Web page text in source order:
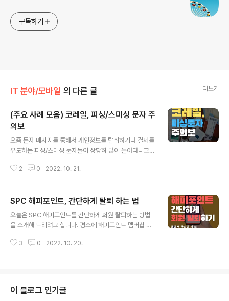
구독하기
IT 분야/모바일 의 다른 글 더보기
(주요 사례 모음) 코레일, 피싱/스미싱 문자 주
의보
요즘 문자 메시지를 통해서 개인정보를 탈취하거나 결제를
유도하는 피싱/스미싱 문자들이 상당히 많이 돌아다니고
났으니 얼른 송금을 해달라고 한다든가, 혹은 재난지원금
문자 메시지가 있다고 하여 정보를 공유해 드리고자 합니
다. 피싱/스미싱 문자 내용 이번에 돌아다니고 있는 해당 사
기 문자에는 한국철도공사 창립 18주년 기념, 설문조사 후
그 내용이나 이미지가 상당히 조잡하고 어색한데, 어르신
2 0 2022. 10. 21.
SPC 해피포인트, 간단하게 탈퇴 하는 법
오늘은 SPC 해피포인트를 간단하게 회원 탈퇴하는 방법
을 소개해 드리려고 합니다. 평소에 해피포인트 멤버십 적
바로 한방에 가능하다는 사실, 알고 계셨나요? 홈페이지 방
오른쪽 위의 3줄짜리 아이콘을 터치한 다음, 한번 더 오른
쪽 위의 톱니바퀴 아이콘을 누릅니다. 그런 다음 맨~~ 아
3 0 2022. 10. 20.
이 블로그 인기글